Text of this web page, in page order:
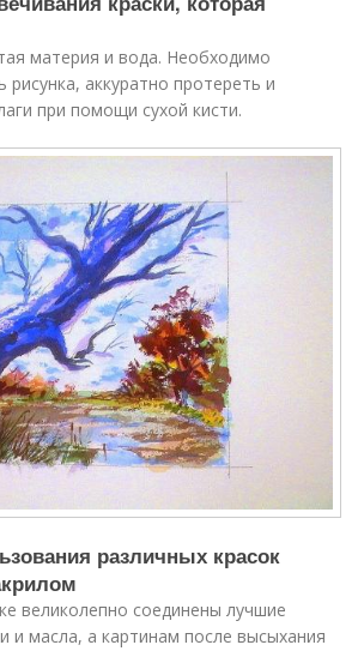
материя и вода. Необходимо
аккуратно протереть и
при помощи сухой кисти.
различных красок
великолепно соединены лучшие
и масла, а картинам после высыхания